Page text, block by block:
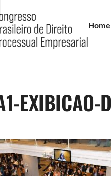
Home
EXIBICAO-